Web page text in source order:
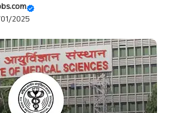
2025